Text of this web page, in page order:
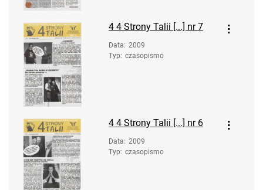
4 4 Strony Talii [...] nr 7
Data: 2009
Typ: czasopismo
4 4 Strony Talii [...] nr 6
Data: 2009
Typ: czasopismo